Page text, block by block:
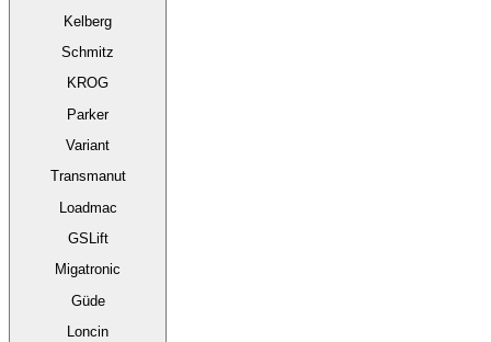
Kelberg
Schmitz
KROG
Parker
Variant
Transmanut
Loadmac
GSLift
Migatronic
Güde
Loncin